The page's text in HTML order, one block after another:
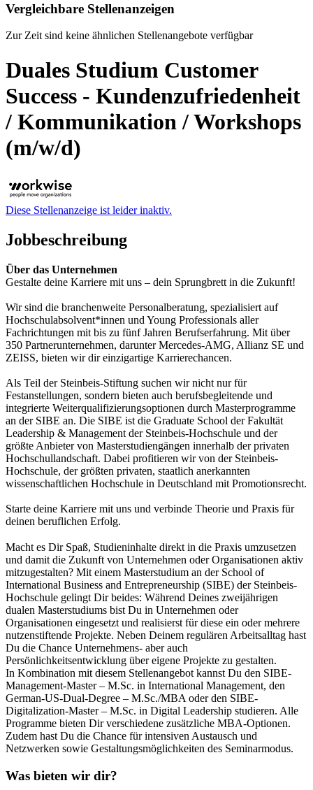
Vergleichbare Stellenanzeigen
Zur Zeit sind keine ähnlichen Stellenangebote verfügbar
Duales Studium Customer
Success - Kundenzufriedenheit
/ Kommunikation / Workshops
(m/w/d)
Diese Stellenanzeige ist leider inaktiv.
Jobbeschreibung
Über das Unternehmen
Gestalte deine Karriere mit uns – dein Sprungbrett in die Zukunft!
Wir sind die branchenweite Personalberatung, spezialisiert auf
Hochschulabsolvent*innen und Young Professionals aller
Fachrichtungen mit bis zu fünf Jahren Berufserfahrung. Mit über
350 Partnerunternehmen, darunter Mercedes-AMG, Allianz SE und
ZEISS, bieten wir dir einzigartige Karrierechancen.
Als Teil der Steinbeis-Stiftung suchen wir nicht nur für
Festanstellungen, sondern bieten auch berufsbegleitende und
integrierte Weiterqualifizierungsoptionen durch Masterprogramme
an der SIBE an. Die SIBE ist die Graduate School der Fakultät
Leadership & Management der Steinbeis-Hochschule und der
größte Anbieter von Masterstudiengängen innerhalb der privaten
Hochschullandschaft. Dabei profitieren wir von der Steinbeis-
Hochschule, der größten privaten, staatlich anerkannten
wissenschaftlichen Hochschule in Deutschland mit Promotionsrecht.
Starte deine Karriere mit uns und verbinde Theorie und Praxis für
deinen beruflichen Erfolg.
Macht es Dir Spaß, Studieninhalte direkt in die Praxis umzusetzen
und damit die Zukunft von Unternehmen oder Organisationen aktiv
mitzugestalten? Mit einem Masterstudium an der School of
International Business and Entrepreneurship (SIBE) der Steinbeis-
Hochschule gelingt Dir beides: Während Deines zweijährigen
dualen Masterstudiums bist Du in Unternehmen oder
Organisationen eingesetzt und realisierst für diese ein oder mehrere
nutzenstiftende Projekte. Neben Deinem regulären Arbeitsalltag hast
Du die Chance Unternehmens- aber auch
Persönlichkeitsentwicklung über eigene Projekte zu gestalten.
In Kombination mit diesem Stellenangebot kannst Du den SIBE-
Management-Master – M.Sc. in International Management, den
German-US-Dual-Degree – M.Sc./MBA oder den SIBE-
Digitalization-Master – M.Sc. in Digital Leadership studieren. Alle
Programme bieten Dir verschiedene zusätzliche MBA-Optionen.
Zudem hast Du die Chance für intensiven Austausch und
Netzwerken sowie Gestaltungsmöglichkeiten des Seminarmodus.
Was bieten wir dir?